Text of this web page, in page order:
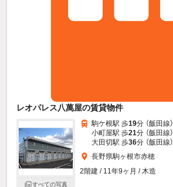
レオパレス八萬屋の賃貸物件
すべての写真
駒ケ根駅 歩19分 （飯田線）
小町屋駅 歩21分 （飯田線）
大田切駅 歩36分 （飯田線）
長野県駒ヶ根市赤穂
2階建 / 11年9ヶ月 / 木造